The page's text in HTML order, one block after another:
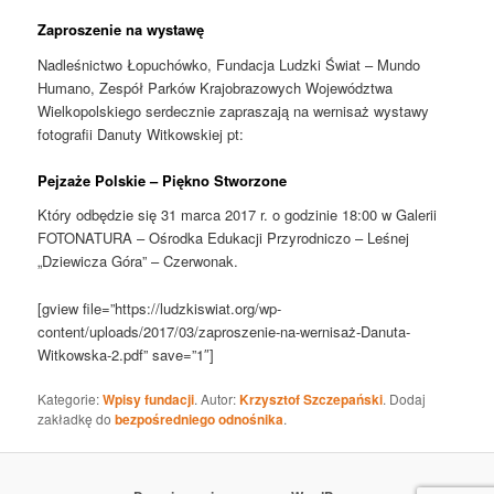
Zaproszenie na wystawę
Nadleśnictwo Łopuchówko, Fundacja Ludzki Świat – Mundo
Humano, Zespół Parków Krajobrazowych Województwa
Wielkopolskiego serdecznie zapraszają na wernisaż wystawy
fotografii Danuty Witkowskiej pt:
Pejzaże Polskie – Piękno Stworzone
Który odbędzie się 31 marca 2017 r. o godzinie 18:00 w Galerii
FOTONATURA – Ośrodka Edukacji Przyrodniczo – Leśnej
„Dziewicza Góra” – Czerwonak.
[gview file=”https://ludzkiswiat.org/wp-
content/uploads/2017/03/zaproszenie-na-wernisaż-Danuta-
Witkowska-2.pdf” save=”1″]
Kategorie:Wpisy fundacji. Autor:Krzysztof Szczepański. Dodaj
zakładkę dobezpośredniego odnośnika.